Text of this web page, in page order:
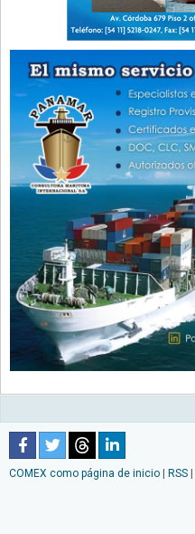
COMEX como página de inicio | RSS |